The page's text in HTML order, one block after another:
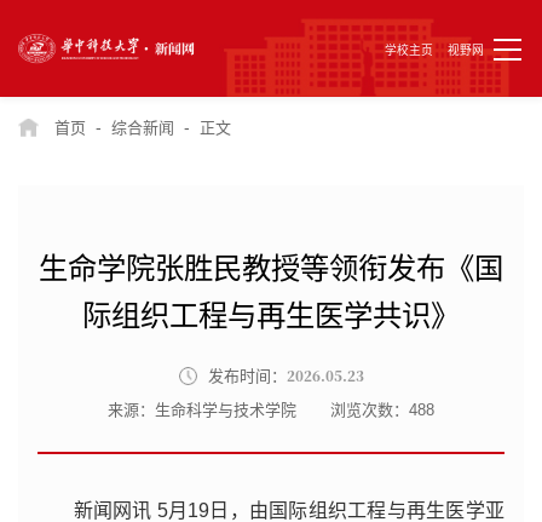
学校主页 视野网
首页 - 综合新闻 - 正文
生命学院张胜民教授等领衔发布《国
际组织工程与再生医学共识》
发布时间： 2026.05.23
来源：生命科学与技术学院 浏览次数：488
新闻网讯 5月19日，由国际组织工程与再生医学亚